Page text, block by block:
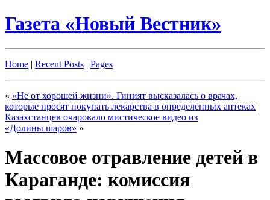
Газета «Новый Вестник»
Home | Recent Posts | Pages
« «Не от хорошей жизни». Гиният высказалась о врачах,
которые просят покупать лекарства в определённых аптеках |
Казахстанцев очаровало мистическое видео из
«Долины шаров» »
Массовое отравление детей в
Караганде: комиссия